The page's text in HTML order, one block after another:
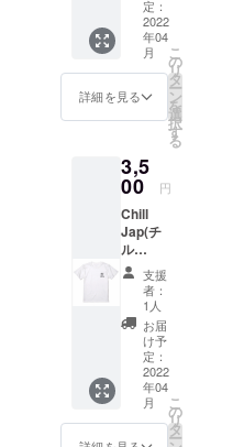
なりま
す。後
日お礼
のお手
紙と自
社ブラ
配送さ
せて頂
きま
す。
オリジ
ナルス
テッ
カーを
ご提供
させて
頂きま
す。 衣
らず、
オリジ
ナルの
アクセ
サ
リー・
バッ
グ・
グッズ
等も販
売して
いく予
定で
す。
様々な
商品に
定：
2022
年04
月
詳細を見る
こ
の
リ
タ
ー
ン
を
選
択
す
る
3,5
00 円
Chill
Jap(チ
ル
ジャッ
プ)オリ
ジナルT
シャツ&
オリジ
ナルス
テッ
カー 定
価4000
円で販
売予定
支援
者：
1人
お届
け予
定：
2022
年04
月
こ
の
リ
タ
ー